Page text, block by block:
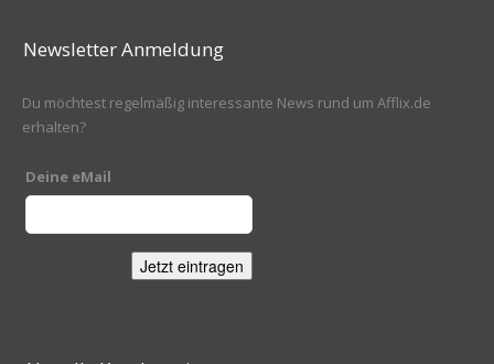
Newsletter Anmeldung
Du möchtest regelmäßig interessante News rund um Afflix.de
erhalten?
Deine eMail